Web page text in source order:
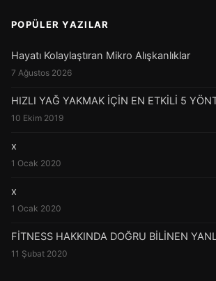
POPÜLER YAZILAR
Hayatı Kolaylaştıran Mikro Alışkanlıklar
7 Ağustos 2026
HIZLI YAĞ YAKMAK İÇİN EN ETKİLİ 5
10 Ekim 2019
x
1 Ocak 2020
x
1 Ocak 2020
FİTNESS HAKKINDA DOĞRU BİLİNEN
11 Şubat 2020